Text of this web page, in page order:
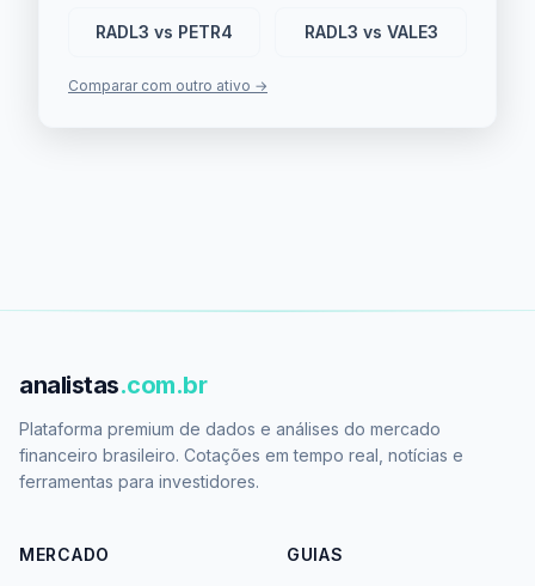
RADL3 vs PETR4 RADL3 vs VALE3
Comparar com outro ativo →
analistas.com.br
Plataforma premium de dados e análises do mercado
financeiro brasileiro. Cotações em tempo real, notícias e
ferramentas para investidores.
MERCADO GUIAS